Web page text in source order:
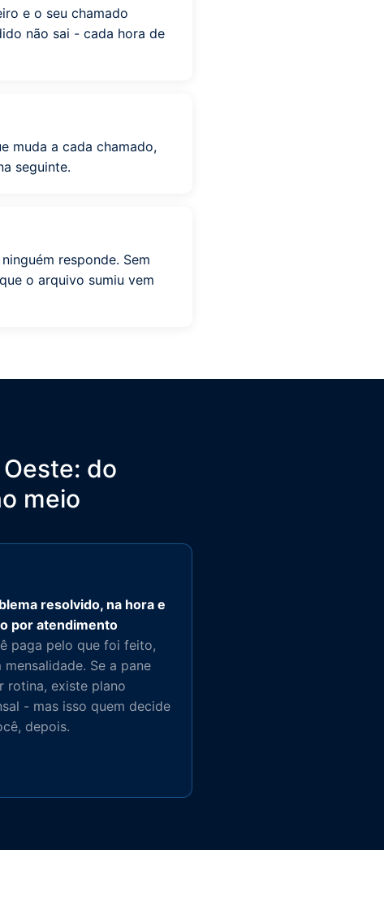
e o seu chamado
não sai - cada hora de
muda a cada chamado,
seguinte.
responde. Sem
o arquivo sumiu vem
do
meio
resolvido, na hora e
por atendimento
paga pelo que foi feito,
mensalidade. Se a pane
rotina, existe plano
- mas isso quem decide
depois.